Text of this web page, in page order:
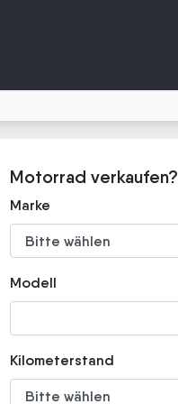
Motorrad verkaufen?
Marke
Modell
Kilometerstand